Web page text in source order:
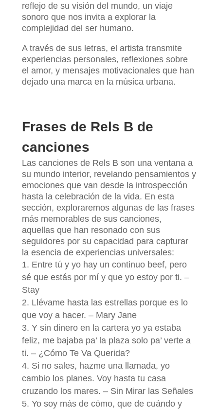
reflejo de su visión del mundo, un viaje
sonoro que nos invita a explorar la
complejidad del ser humano.
A través de sus letras, el artista transmite
experiencias personales, reflexiones sobre
el amor, y mensajes motivacionales que han
dejado una marca en la música urbana.
Frases de Rels B de
canciones
Las canciones de Rels B son una ventana a
su mundo interior, revelando pensamientos y
emociones que van desde la introspección
hasta la celebración de la vida. En esta
sección, exploraremos algunas de las frases
más memorables de sus canciones,
aquellas que han resonado con sus
seguidores por su capacidad para capturar
la esencia de experiencias universales:
Entre tú y yo hay un continuo beef, pero
sé que estás por mí y que yo estoy por ti. –
Stay
Llévame hasta las estrellas porque es lo
que voy a hacer. – Mary Jane
Y sin dinero en la cartera yo ya estaba
feliz, me bajaba pa’ la plaza solo pa’ verte a
ti. – ¿Cómo Te Va Querida?
Si no sales, hazme una llamada, yo
cambio los planes. Voy hasta tu casa
cruzando los mares. – Sin Mirar las Señales
Yo soy más de cómo, que de cuándo y